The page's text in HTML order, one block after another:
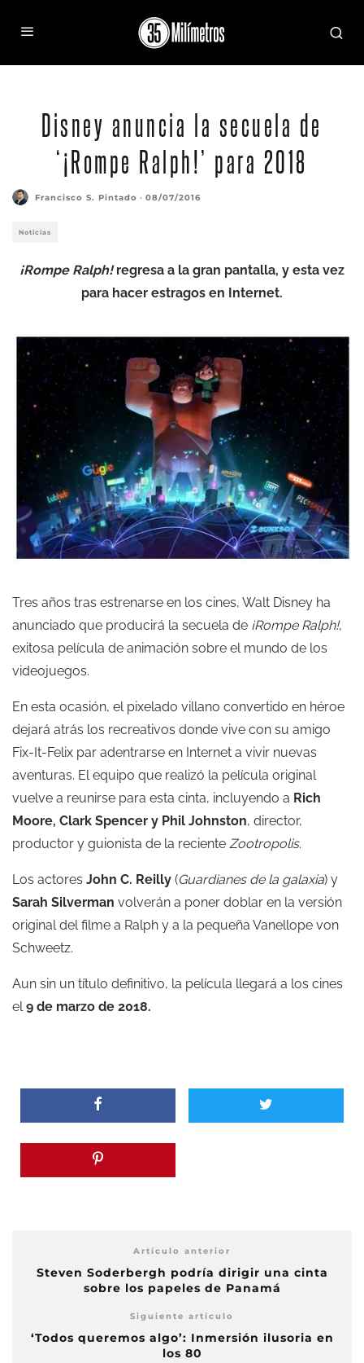
Disney anuncia la secuela de
‘¡Rompe Ralph!’ para 2018
Francisco S. Pintado · 08/07/2016
Noticias
¡Rompe Ralph!regresa a la gran pantalla, y esta vez
para hacer estragos en Internet.
Tres años tras estrenarse en los cines, Walt Disney ha
anunciado que producirá la secuela de ¡Rompe Ralph!,
exitosa película de animación sobre el mundo de los
videojuegos.
En esta ocasión, el pixelado villano convertido en héroe
dejará atrás los recreativos donde vive con su amigo
Fix-It-Felix par adentrarse en Internet a vivir nuevas
aventuras. El equipo que realizó la película original
vuelve a reunirse para esta cinta, incluyendo a Rich
Moore, Clark Spencer y Phil Johnston, director,
productor y guionista de la reciente Zootropolis.
Los actores John C. Reilly (Guardianes de la galaxia) y
Sarah Silverman volverán a poner doblar en la versión
original del filme a Ralph y a la pequeña Vanellope von
Schweetz.
Aun sin un título definitivo, la película llegará a los cines
el 9 de marzo de 2018.
Artículo anterior
Steven Soderbergh podría dirigir una cinta
sobre los papeles de Panamá
Siguiente artículo
‘Todos queremos algo’: Inmersión ilusoria en
los 80